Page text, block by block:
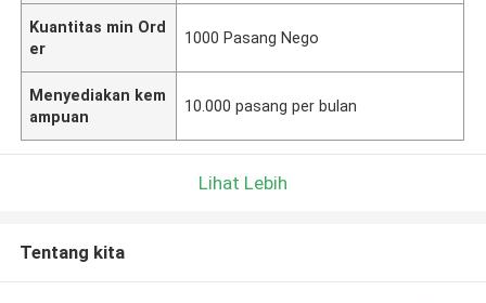
Kuantitas min Ord
er
1000 Pasang Nego
Menyediakan kem
ampuan
10.000 pasang per bulan
Lihat Lebih
Tentang kita